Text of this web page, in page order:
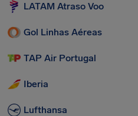
LATAM Atraso Voo
Gol Linhas Aéreas
TAP Air Portugal
Iberia
Lufthansa